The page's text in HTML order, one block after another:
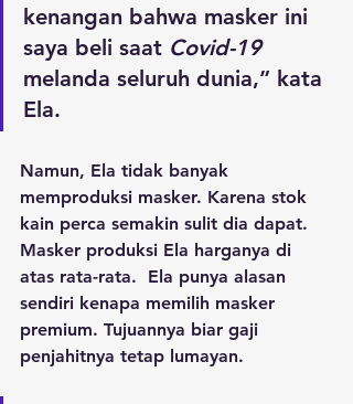
kenangan bahwa masker ini
saya beli saat Covid-19
melanda seluruh dunia,” kata
Ela.
Namun, Ela tidak banyak
memproduksi masker. Karena stok
kain perca semakin sulit dia dapat.
Masker produksi Ela harganya di
atas rata-rata.  Ela punya alasan
sendiri kenapa memilih masker
premium. Tujuannya biar gaji
penjahitnya tetap lumayan.